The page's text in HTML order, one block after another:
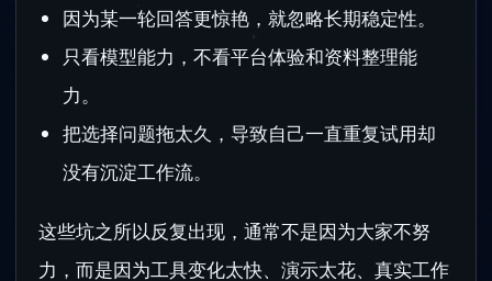
因为某一轮回答更惊艳，就忽略长期稳定性。
只看模型能力，不看平台体验和资料整理能
力。
把选择问题拖太久，导致自己一直重复试用却
没有沉淀工作流。
这些坑之所以反复出现，通常不是因为大家不努
力，而是因为工具变化太快、演示太花、真实工作